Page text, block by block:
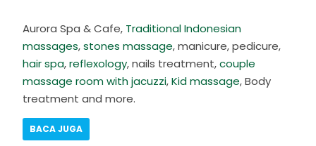
Aurora Spa & Cafe, Traditional Indonesian
massages,stones massage, manicure, pedicure,
hair spa,reflexology, nails treatment,couple
massage room with jacuzzi,Kid massage, Body
treatment and more.
BACA JUGA